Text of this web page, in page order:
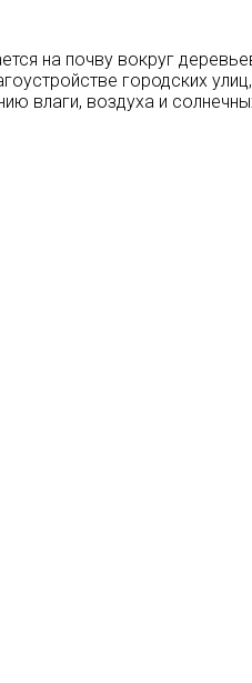
на почву вокруг
городских
влаги, воздуха и